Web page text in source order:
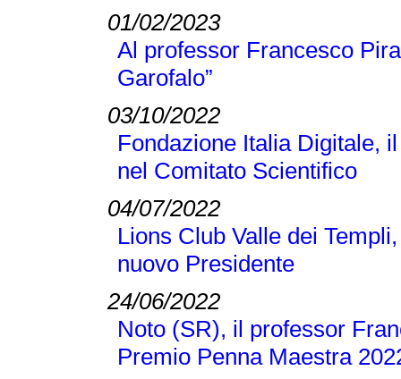
01/02/2023
Al professor Francesco
Garofalo”
03/10/2022
Fondazione Italia Digitale,
nel Comitato Scientifico
04/07/2022
Lions Club Valle dei
nuovo Presidente
24/06/2022
Noto (SR), il professor
Premio Penna Maestra